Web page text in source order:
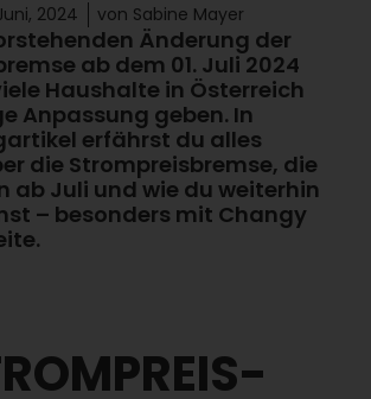
2024 von Sabine Mayer
Änderung der
ab dem 01. Juli 2024
Haushalte in Österreich
Anpassung geben. In
erfährst du alles
die Strompreisbremse, die
ab Juli und wie du weiterhin
– besonders mit Changy